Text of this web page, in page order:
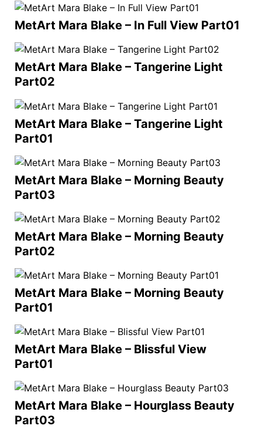
MetArt Mara Blake – In Full View Part01
MetArt Mara Blake – Tangerine Light
Part02
MetArt Mara Blake – Tangerine Light
Part01
MetArt Mara Blake – Morning Beauty
Part03
MetArt Mara Blake – Morning Beauty
Part02
MetArt Mara Blake – Morning Beauty
Part01
MetArt Mara Blake – Blissful View
Part01
MetArt Mara Blake – Hourglass Beauty
Part03